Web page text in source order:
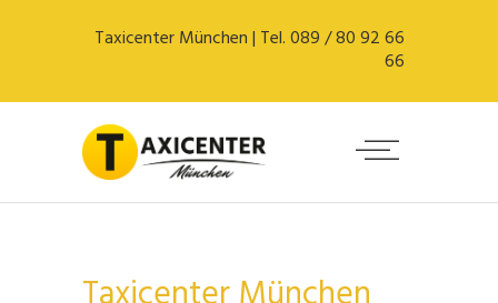
Taxicenter München | Tel. 089 / 80 92 66
66
content/themes/escher/framework/modules/title/title-